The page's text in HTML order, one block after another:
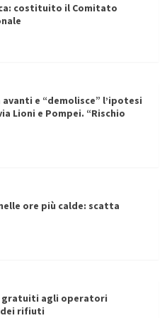
costituito il Comitato
avanti e “demolisce” l’ipotesi
Lioni e Pompei. “Rischio
ore più calde: scatta
gratuiti agli operatori
dei rifiuti